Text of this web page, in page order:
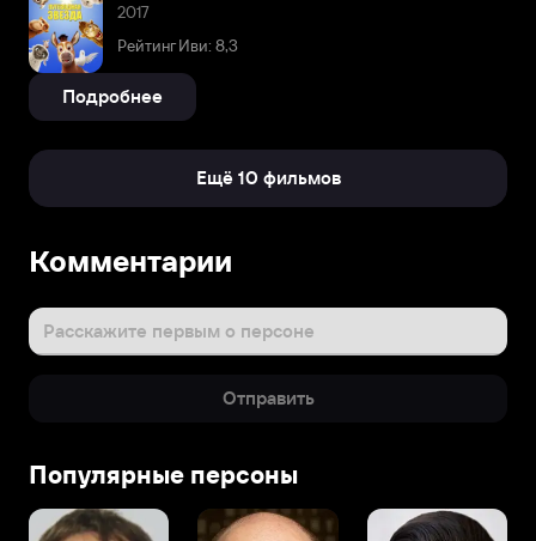
2017
Рейтинг Иви: 8,3
Подробнее
Ещё 10 фильмов
Комментарии
Расскажите первым о персоне
Отправить
Популярные персоны